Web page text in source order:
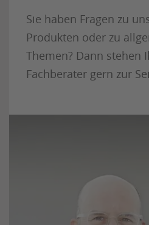
Sie haben Fragen zu
Produkten oder zu
Themen? Dann stehen
Fachberater gern zur